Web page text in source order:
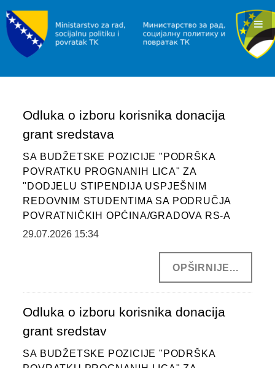
Odluka o izboru korisnika donacija
grant sredstava
SA BUDŽETSKE POZICIJE "PODRŠKA
POVRATKU PROGNANIH LICA" ZA
"DODJELU STIPENDIJA USPJEŠNIM
REDOVNIM STUDENTIMA SA PODRUČJA
POVRATNIČKIH OPĆINA/GRADOVA RS-A
29.07.2026 15:34
OPŠIRNIJE...
Odluka o izboru korisnika donacija
grant sredstav
SA BUDŽETSKE POZICIJE "PODRŠKA
OBAVJEŠTENJA I REZULTATI
RAD I ZAPOŠLJAVANJE
SLUŽBA ZA ZAPOŠLJAVANJE
POVRATAK
INFORMACIJE/PROGRAMI
JAVNI POZIVI
SOCIJALNA ZAŠTITA
DOKUMENTI
ZAKONI I PODZAKONSKI AKTI